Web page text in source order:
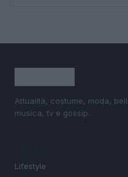
Attualità, costume, moda,
musica, tv e gossip.
Lifestyle